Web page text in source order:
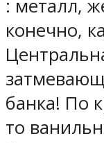
: металл,
конечно,
банка! По
то